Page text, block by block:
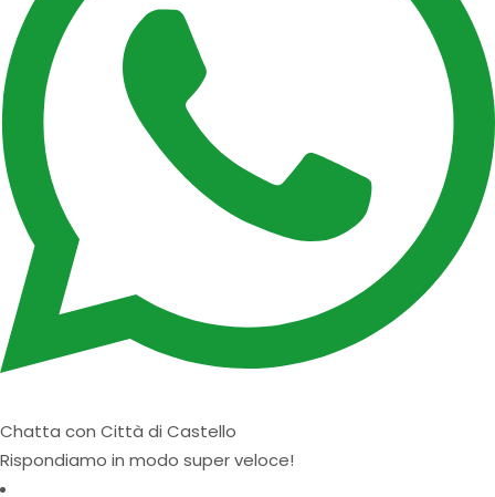
Chatta con Città di Castello
Rispondiamo in modo super veloce!